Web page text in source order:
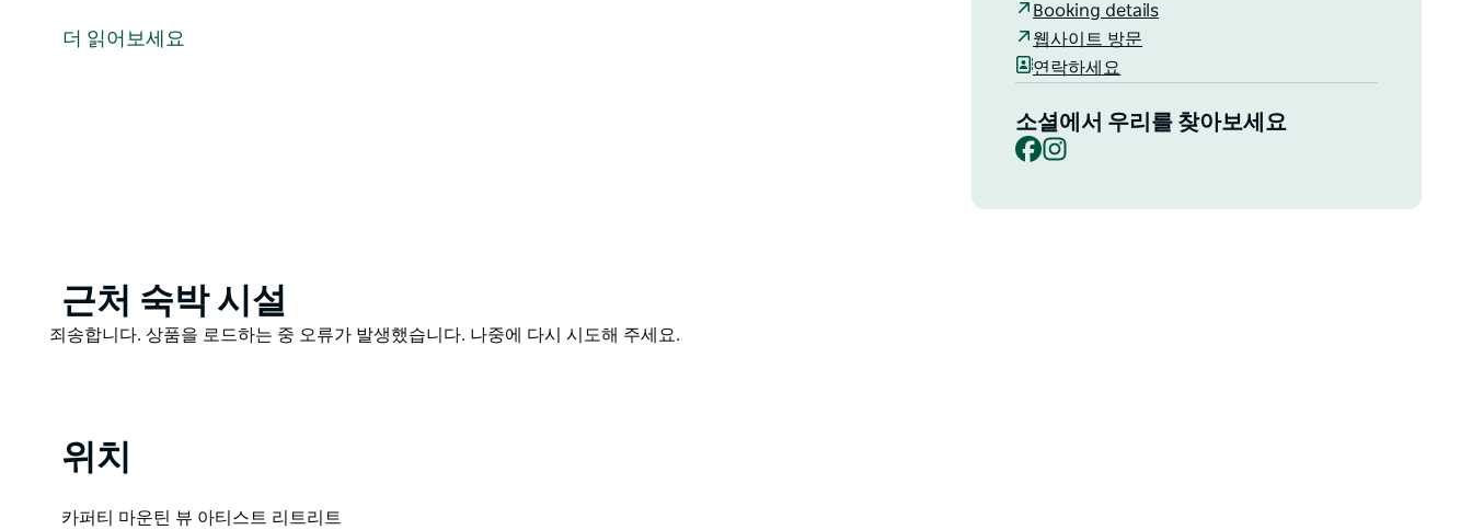
린 록스턴(Corinne Loxton)의 지도 아래 호주에서 가장 아름다운 자연 환경 속에서 야외 풍경화를 탐구할
예술적 성장을 추구하든 창의적인 재충전을 원하든 혹은 숨 막히게 아름다운 환경 속에서 그림을 그리는
즐거움을 누리고 싶든 이 리트릿은 배움 영감 그리고 재충전이 완벽하게 조화를 이루는 경험을 선사할 것
더 읽어보세요
Booking details
웹사이트 방문
연락하세요
소셜에서 우리를 찾아보세요
Facebook
Product
List
근처 숙박 시설
Product
죄송합니다. 상품을 로드하는 중 오류가 발생했습니다. 나중에 다시 시도해 주세요.
위치
카퍼티 마운틴 뷰 아티스트 리트리트